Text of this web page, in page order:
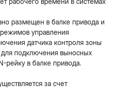
размещен в балке привода и
управления
датчика контроля зоны
подключения выносных
рейку в балке привода.
за счет